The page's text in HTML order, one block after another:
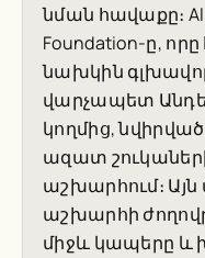
նման հավաքը։
Foundation-ը,
նախկին
վարչապետ
կողմից,
ազատ
աշխարհում։
աշխարհի
միջև կապերը և